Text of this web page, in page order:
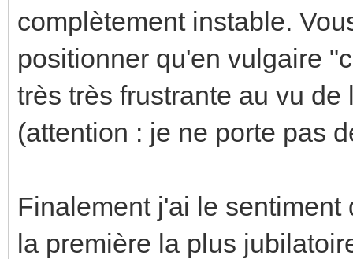
complètement instable.
positionner qu'en vulgaire
très très frustrante au vu
(attention : je ne porte pas
Finalement j'ai le
la première la plus